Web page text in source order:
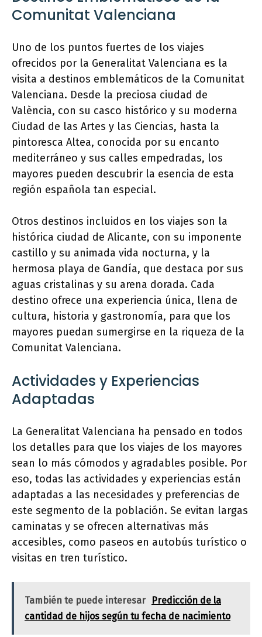
Comunitat Valenciana
Uno de los puntos fuertes de los viajes
ofrecidos por la Generalitat Valenciana es la
visita a destinos emblemáticos de la Comunitat
Valenciana. Desde la preciosa ciudad de
València, con su casco histórico y su moderna
Ciudad de las Artes y las Ciencias, hasta la
pintoresca Altea, conocida por su encanto
mediterráneo y sus calles empedradas, los
mayores pueden descubrir la esencia de esta
región española tan especial.
Otros destinos incluidos en los viajes son la
histórica ciudad de Alicante, con su imponente
castillo y su animada vida nocturna, y la
hermosa playa de Gandía, que destaca por sus
aguas cristalinas y su arena dorada. Cada
destino ofrece una experiencia única, llena de
cultura, historia y gastronomía, para que los
mayores puedan sumergirse en la riqueza de la
Comunitat Valenciana.
Actividades y Experiencias
Adaptadas
La Generalitat Valenciana ha pensado en todos
los detalles para que los viajes de los mayores
sean lo más cómodos y agradables posible. Por
eso, todas las actividades y experiencias están
adaptadas a las necesidades y preferencias de
este segmento de la población. Se evitan largas
caminatas y se ofrecen alternativas más
accesibles, como paseos en autobús turístico o
visitas en tren turístico.
También te puede interesar
Predicción de la
cantidad de hijos según tu fecha de nacimiento